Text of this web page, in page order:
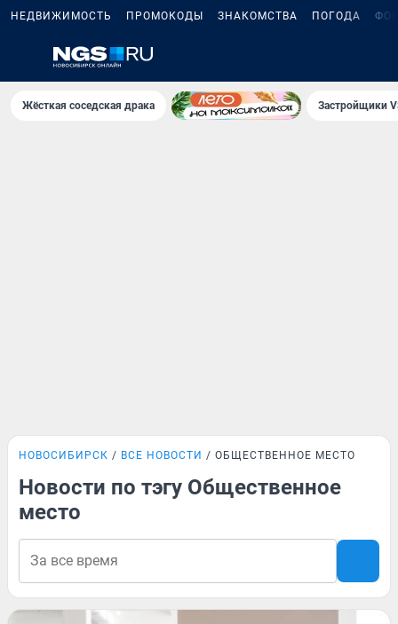
НЕДВИЖИМОСТЬ ПРОМОКОДЫ ЗНАКОМСТВА ПОГОДА
Жёсткая соседская драка Застройщики
НОВОСИБИРСК ВСЕ НОВОСТИ ОБЩЕСТВЕННОЕ МЕСТО
Новости по тэгу Общественное
место